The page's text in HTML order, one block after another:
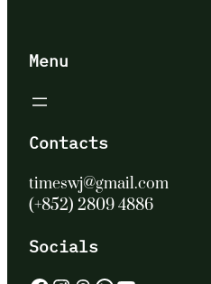
Menu
Contacts
timeswj@gmail.com
(+852) 2809 4886
Socials